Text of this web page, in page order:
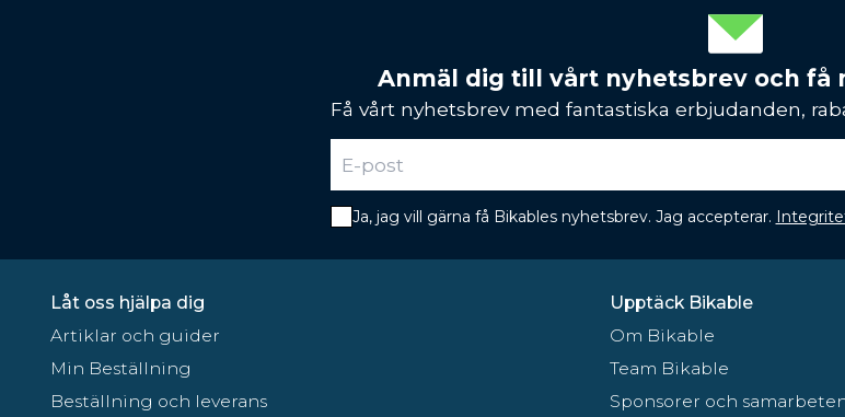
Anmäl dig till vårt nyhetsbrev och få
Få vårt nyhetsbrev med fantastiska erbjudanden,
Ja, jag vill gärna få Bikables nyhetsbrev. Jag accepterar.
Låt oss hjälpa dig
Artiklar och guider
Min Beställning
Beställning och leverans
Upptäck Bikable
Om Bikable
Team Bikable
Sponsorer och